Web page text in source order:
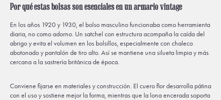
Por qué estas bolsas son esenciales en un armario vintage
En los años 1920 y 1930, el bolso masculino funcionaba como herramienta
diaria, no como adorno. Un satchel con estructura acompaña la caída del
abrigo y evita el volumen en los bolsillos, especialmente con chaleco
abotonado y pantalón de tiro alto. Así se mantiene una silueta limpia y más
cercana a la sastrería británica de época.
Conviene fijarse en materiales y construcción. El cuero flor desarrolla pátina
con el uso y sostiene mejor la forma, mientras que la lona encerada soporta